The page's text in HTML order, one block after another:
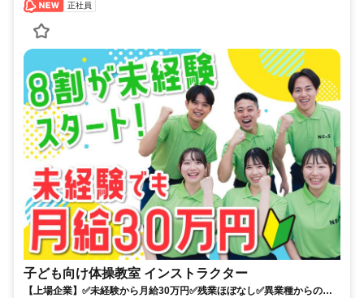
正社員
子ども向け体操教室 インストラクター
【上場企業】✅未経験から月給30万円✅残業ほぼなし✅異業種からの転